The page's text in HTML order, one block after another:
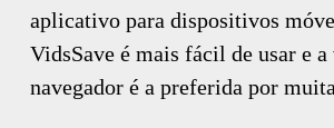
aplicativo para dispositivos
VidsSave é mais fácil de usar e a
navegador é a preferida por